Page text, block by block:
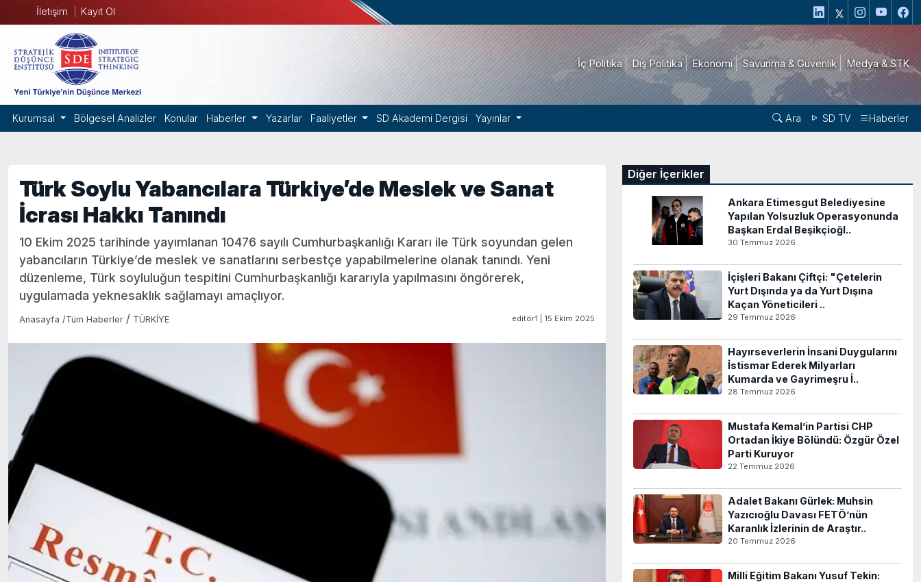
İletişim Kayıt Ol
İç Politika Dış Politika Ekonomi Savunma & Güvenlik Medya & STK
Kurumsal Bölgesel Analizler Konular Haberler Yazarlar Faaliyetler SD Akademi Dergisi Yayınlar Ara SD TV Haberler
Türk Soylu Yabancılara Türkiye’de Meslek ve Sanat
İcrası Hakkı Tanındı
10 Ekim 2025 tarihinde yayımlanan 10476 sayılı Cumhurbaşkanlığı Kararı ile Türk soyundan gelen
yabancıların Türkiye’de meslek ve sanatlarını serbestçe yapabilmelerine olanak tanındı. Yeni
düzenleme, Türk soyluluğun tespitini Cumhurbaşkanlığı kararıyla yapılmasını öngörerek,
uygulamada yeknesaklık sağlamayı amaçlıyor.
Anasayfa /Tüm Haberler / TÜRKİYE editör1 | 15 Ekim 2025
Diğer İçerikler
Ankara Etimesgut Belediyesine
Yapılan Yolsuzluk Operasyonunda
Başkan Erdal Beşikçioğl..
30 Temmuz 2026
İçişleri Bakanı Çiftçi: "Çetelerin
Yurt Dışında ya da Yurt Dışına
Kaçan Yöneticileri ..
29 Temmuz 2026
Hayırseverlerin İnsani Duygularını
İstismar Ederek Milyarları
Kumarda ve Gayrimeşru İ..
28 Temmuz 2026
Mustafa Kemal’in Partisi CHP
Ortadan İkiye Bölündü: Özgür Özel
Parti Kuruyor
22 Temmuz 2026
Adalet Bakanı Gürlek: Muhsin
Yazıcıoğlu Davası FETÖ’nün
Karanlık İzlerinin de Araştır..
20 Temmuz 2026
Milli Eğitim Bakanı Yusuf Tekin: